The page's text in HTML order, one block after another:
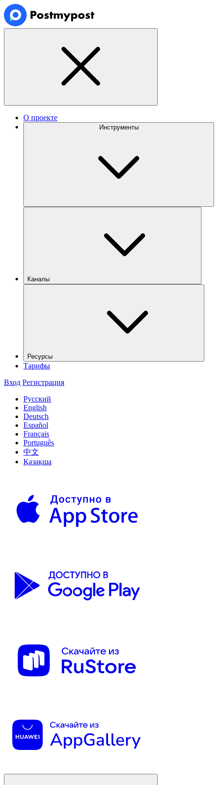
О проекте
Инструменты
Каналы
Ресурсы
Тарифы
Вход Регистрация
Русский
English
Deutsch
Español
Français
Português
中文
Қазақша